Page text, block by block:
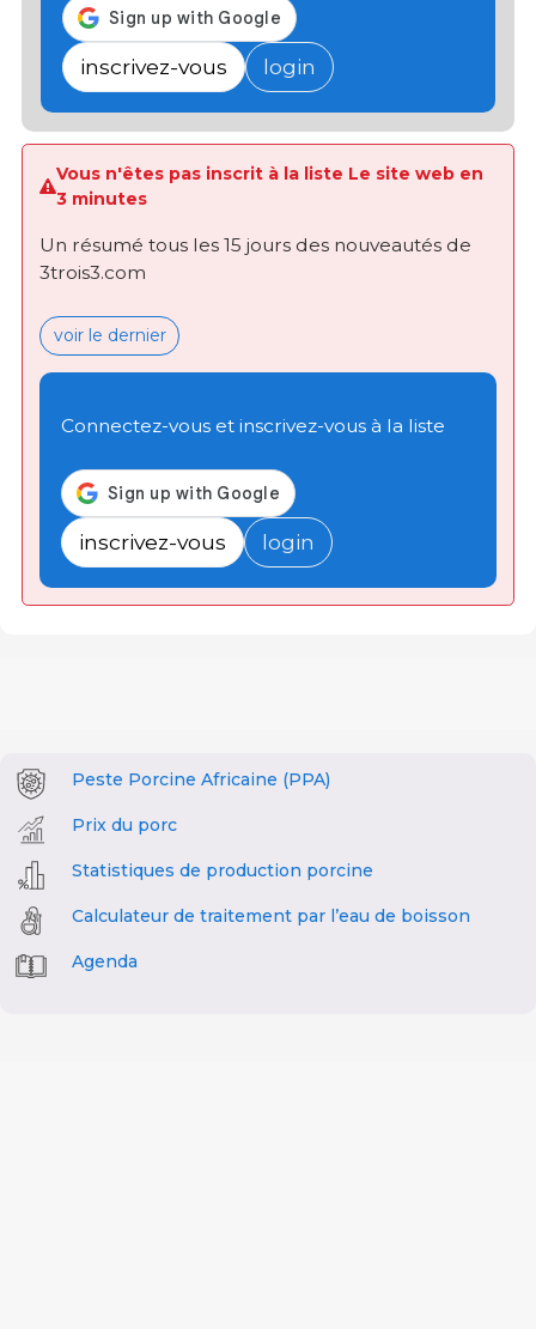
inscrivez-vous login
Vous n'êtes pas inscrit à la liste Le site web en
3 minutes
Un résumé tous les 15 jours des nouveautés de
3trois3.com
voir le dernier
Connectez-vous et inscrivez-vous à la liste
inscrivez-vous login
Peste Porcine Africaine (PPA)
Prix du porc
Statistiques de production porcine
Calculateur de traitement par l’eau de boisson
Agenda